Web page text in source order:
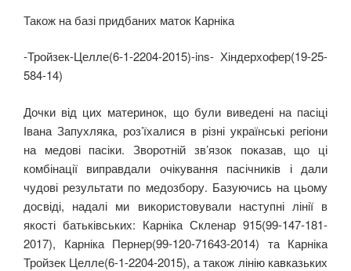
Також на базі придбаних маток Карніка
-Тройзек-Целле(6-1-2204-2015)-ins- Хіндерхофер(19-25-
584-14)
Дочки від цих материнок, що були виведені на пасіці
Івана Запухляка, роз’їхалися в різні українські регіони
на медові пасіки. Зворотній зв’язок показав, що ці
комбінації виправдали очікування пасічників і дали
чудові результати по медозбору. Базуючись на цьому
досвіді, надалі ми використовували наступні лінії в
якості батьківських: Карніка Скленар 915(99-147-181-
2017), Карніка Пернер(99-120-71643-2014) та Карніка
Тройзек Целле(6-1-2204-2015), а також лінію кавказьких